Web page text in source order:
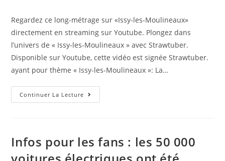
Regardez ce long-métrage sur «Issy-les-Moulineaux»
directement en streaming sur Youtube. Plongez dans
l’univers de « Issy-les-Moulineaux » avec Strawtuber.
Disponible sur Youtube, cette vidéo est signée Strawtuber.
ayant pour thème « Issy-les-Moulineaux »: La…
Continuer La Lecture (Issy-
Les-
Issy-
Moulineaux
Infos pour les fans : les 50 000